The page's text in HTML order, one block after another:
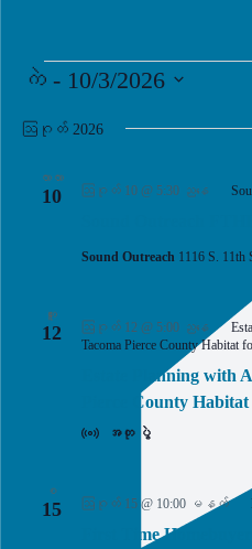
အဲ့
ကဲ - 10/3/2026
ကို
ဩဂုတ် 2026
လာလာ
10 ဩဂုတ် 10 @ 5:30 ညနေ
Sound Outreach 1116 S. 11th
ဟူး
12
Estate Planning with
Pierce County
ဩဂုတ် 12 @ 5:00 ညနေ
Tacoma Pierce County Habitat
အတု ပွဲ
စ
15
First Time Homebuyer
ဩဂုတ် 15 @ 10:00 မနက်